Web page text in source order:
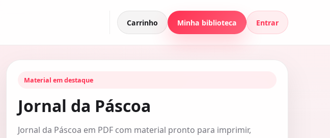
Carrinho Minha biblioteca Entrar
Material em destaque
Jornal da Páscoa
Jornal da Páscoa em PDF com material pronto para imprimir,